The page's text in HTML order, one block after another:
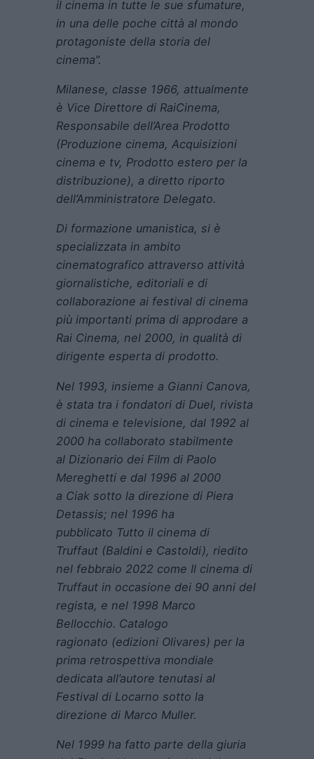
il cinema in tutte le sue sfumature,
in una delle poche città al mondo
protagoniste della storia del
cinema”.
Milanese, classe 1966, attualmente
è Vice Direttore di RaiCinema,
Responsabile dell’Area Prodotto
(Produzione cinema, Acquisizioni
cinema e tv, Prodotto estero per la
distribuzione), a diretto riporto
dell’Amministratore Delegato.
Di formazione umanistica, si è
specializzata in ambito
cinematografico attraverso attività
giornalistiche, editoriali e di
collaborazione ai festival di cinema
più importanti prima di approdare a
Rai Cinema, nel 2000, in qualità di
dirigente esperta di prodotto.
Nel 1993, insieme a Gianni Canova,
è stata tra i fondatori di Duel, rivista
di cinema e televisione, dal 1992 al
2000 ha collaborato stabilmente
al Dizionario dei Film di Paolo
Mereghetti e dal 1996 al 2000
a Ciak sotto la direzione di Piera
Detassis; nel 1996 ha
pubblicato Tutto il cinema di
Truffaut (Baldini e Castoldi), riedito
nel febbraio 2022 come Il cinema di
Truffaut in occasione dei 90 anni del
regista, e nel 1998 Marco
Bellocchio. Catalogo
ragionato (edizioni Olivares) per la
prima retrospettiva mondiale
dedicata all’autore tenutasi al
Festival di Locarno sotto la
direzione di Marco Muller.
Nel 1999 ha fatto parte della giuria